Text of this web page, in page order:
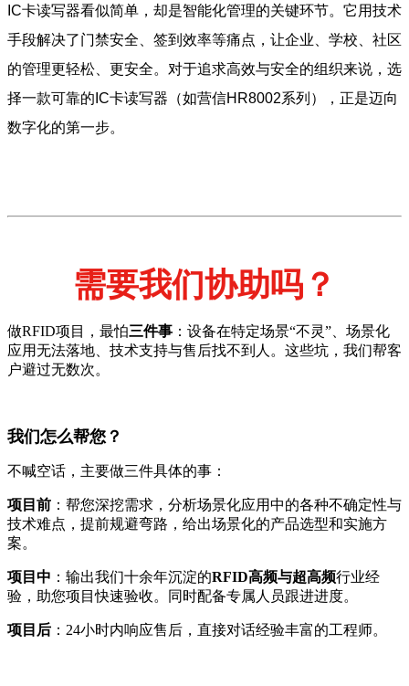
IC卡读写器看似简单，却是智能化管理的关键环节。它用技术
手段解决了门禁安全、签到效率等痛点，让企业、学校、社区
的管理更轻松、更安全。对于追求高效与安全的组织来说，选
择一款可靠的IC卡读写器（如营信HR8002系列），正是迈向
数字化的第一步。
需要我们协助吗？
做RFID项目，最怕三件事 ：设备在特定场景“不灵”、场景化
应用无法落地、技术支持与售后找不到人。这些坑，我们帮客
户避过无数次。
我们怎么帮您？
不喊空话，主要做三件具体的事：
项目前 ：帮您深挖需求，分析场景化应用中的各种不确定性与
技术难点，提前规避弯路，给出场景化的产品选型和实施方
案。
项目中 ：输出我们十余年沉淀的RFID高频与超高频行业经
验，助您项目快速验收。同时配备专属人员跟进进度。
项目后 ：24小时内响应售后，直接对话经验丰富的工程师。